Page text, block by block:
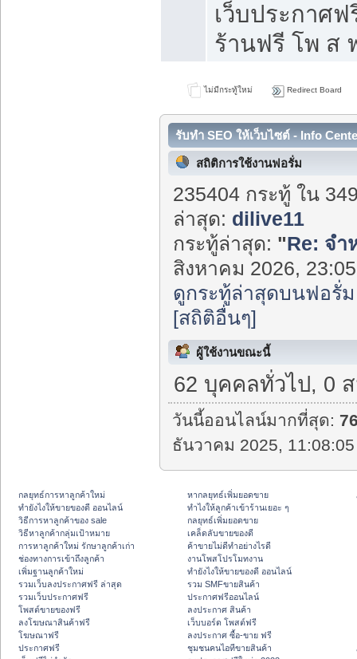
เว็บประกาศ
ร้านฟรี โพ ส
ไม่มีกระทู้ใหม่ Redirect Board
รับทำ SEO ให้เว็บไซต์ - Info
สถิติการใช้งานฟอรั่ม
235404 กระทู้ ใน
ล่าสุด: dilive11
กระทู้ล่าสุด: "Re: จำ
สิงหาคม 2026,
ดูกระทู้ล่าสุดบนฟอรั่ม
[สถิติอื่นๆ]
ผู้ใช้งานขณะนี้
62 บุคคลทั่วไป, 0
วันนี้ออนไลน์มากที่สุด:
ธันวาคม 2025,
กลยุทธ์การหาลูกค้าใหม่
ทํายังไงให้ขายของดี ออนไลน์
วิธีการหาลูกค้าของ sale
วิธีหาลูกค้ากลุ่มเป้าหมาย
การหาลูกค้าใหม่ รักษาลูกค้าเก่า
ช่องทางการเข้าถึงลูกค้า
เพิ่มฐานลูกค้าใหม่
รวมเว็บลงประกาศฟรี ล่าสุด
รวมเว็บประกาศฟรี
โพสต์ขายของฟรี
ลงโฆษณาสินค้าฟรี
โฆษณาฟรี
ประกาศฟรี
หากลยุทธ์เพิ่มยอดขาย
ทําไงให้ลูกค้าเข้าร้านเยอะ ๆ
กลยุทธ์เพิ่มยอดขาย
เคล็ดลับขายของดี
ค้าขายไม่ดีทำอย่างไรดี
งานโพสโปรโมทงาน
ทํายังไงให้ขายของดี ออนไลน์
รวม SMFขายสินค้า
ประกาศฟรีออนไลน์
ลงประกาศ สินค้า
เว็บบอร์ด โพสต์ฟรี
ลงประกาศ ซื้อ-ขาย ฟรี
ชุมชนคนไอทีขายสินค้า